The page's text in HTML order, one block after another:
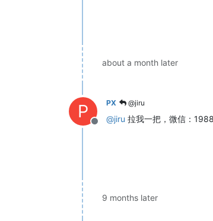
about a month later
P
Offline
PX @jiru
@jiru 拉我一把，微信：
9 months later